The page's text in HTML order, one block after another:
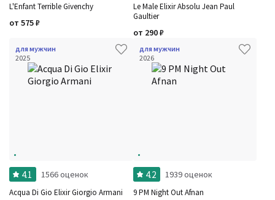
L'Enfant Terrible Givenchy
от 575₽
Le Male Elixir Absolu Jean Paul
Gaultier
от 290₽
для мужчин
2025
4.1 1566 оценок
Acqua Di Gio Elixir Giorgio Armani
для мужчин
2026
4.2 1939 оценок
9 PM Night Out Afnan